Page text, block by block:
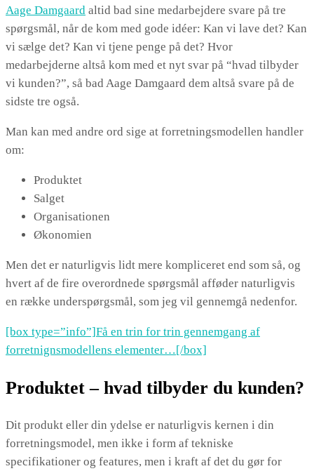
Aage Damgaard altid bad sine medarbejdere svare på tre
spørgsmål, når de kom med gode idéer: Kan vi lave det? Kan
vi sælge det? Kan vi tjene penge på det? Hvor
medarbejderne altså kom med et nyt svar på “hvad tilbyder
vi kunden?”, så bad Aage Damgaard dem altså svare på de
sidste tre også.
Man kan med andre ord sige at forretningsmodellen handler
om:
Produktet
Salget
Organisationen
Økonomien
Men det er naturligvis lidt mere kompliceret end som så, og
hvert af de fire overordnede spørgsmål afføder naturligvis
en række underspørgsmål, som jeg vil gennemgå nedenfor.
[box type=”info”]Få en trin for trin gennemgang af
forretnignsmodellens elementer…[/box]
Produktet – hvad tilbyder du kunden?
Dit produkt eller din ydelse er naturligvis kernen i din
forretningsmodel, men ikke i form af tekniske
specifikationer og features, men i kraft af det du gør for